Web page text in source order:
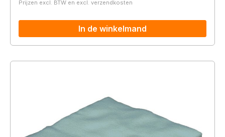
Prijzen excl. BTW en excl. verzendkosten
In de winkelmand